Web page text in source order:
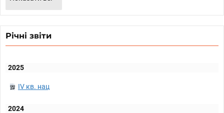
Річні звіти
2025
IV кв. нац
2024